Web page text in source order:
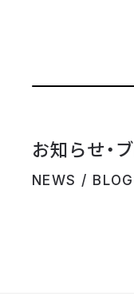
お知らせ・
NEWS / BLOG